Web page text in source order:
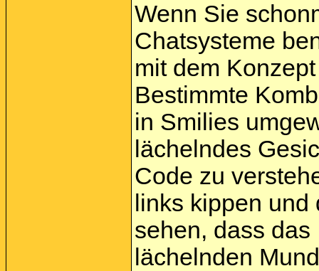
Wenn Sie
Chatsysteme
mit dem
Bestimmte
in Smilies
lächelndes
Code zu
links kippen
sehen, dass das
lächelnden